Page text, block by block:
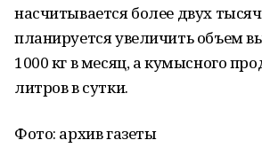
насчитывается более двух
планируется увеличить объем
1000 кг в месяц, а кумысного
литров в сутки.
Фото: архив газеты